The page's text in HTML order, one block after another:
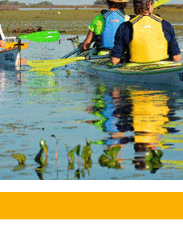
en
serio